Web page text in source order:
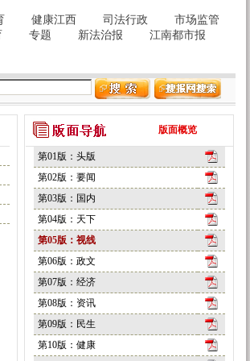
版面概览
第01版：头版
第02版：要闻
第03版：国内
第04版：天下
第05版：视线
第06版：政文
第07版：经济
第08版：资讯
第09版：民生
第10版：健康